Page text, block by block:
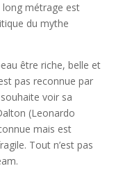
long métrage est
du mythe
être riche, belle et
pas reconnue par
voir sa
(Leonardo
mais est
Tout n’est pas